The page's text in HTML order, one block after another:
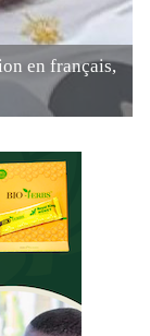
en français,